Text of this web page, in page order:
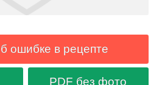
ошибке в рецепте
PDF без фото